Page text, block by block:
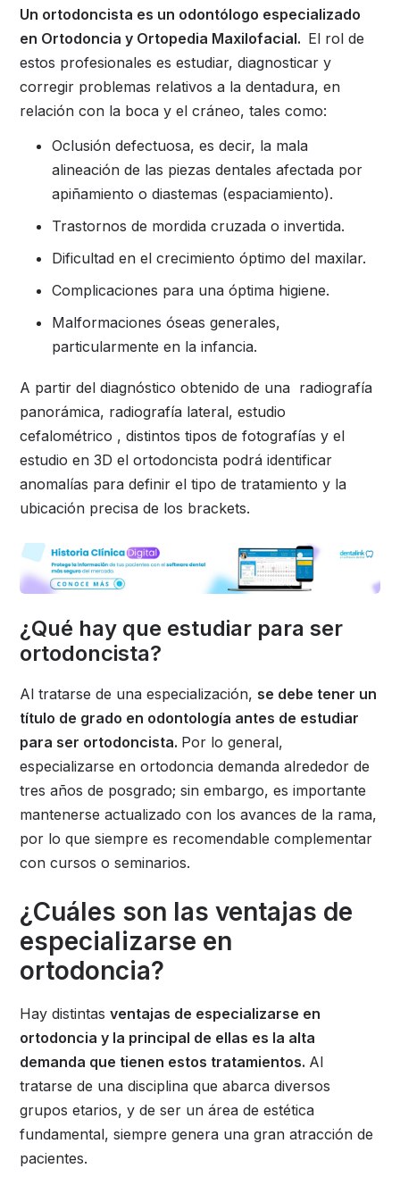
Un ortodoncista es un odontólogo especializado
en Ortodoncia y Ortopedia Maxilofacial. El rol de
estos profesionales es estudiar, diagnosticar y
corregir problemas relativos a la dentadura, en
relación con la boca y el cráneo, tales como:
Oclusión defectuosa, es decir, la mala
alineación de las piezas dentales afectada por
apiñamiento o diastemas (espaciamiento).
Trastornos de mordida cruzada o invertida.
Dificultad en el crecimiento óptimo del maxilar.
Complicaciones para una óptima higiene.
Malformaciones óseas generales,
particularmente en la infancia.
A partir del diagnóstico obtenido de una radiografía
panorámica, radiografía lateral, estudio
cefalométrico , distintos tipos de fotografías y el
estudio en 3D el ortodoncista podrá identificar
anomalías para definir el tipo de tratamiento y la
ubicación precisa de los brackets.
¿Qué hay que estudiar para ser
ortodoncista?
Al tratarse de una especialización, se debe tener un
título de grado en odontología antes de estudiar
para ser ortodoncista. Por lo general,
especializarse en ortodoncia demanda alrededor de
tres años de posgrado; sin embargo, es importante
mantenerse actualizado con los avances de la rama,
por lo que siempre es recomendable complementar
con cursos o seminarios.
¿Cuáles son las ventajas de
especializarse en
ortodoncia?
Hay distintasventajas de especializarse en
ortodoncia y la principal de ellas es la alta
demanda que tienen estos tratamientos. Al
tratarse de una disciplina que abarca diversos
grupos etarios, y de ser un área de estética
fundamental, siempre genera una gran atracción de
pacientes.